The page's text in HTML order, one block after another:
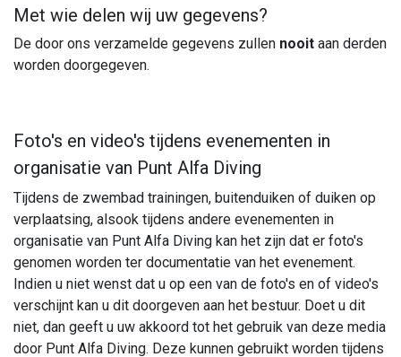
Met wie delen wij uw gegevens?
De door ons verzamelde gegevens zullen nooit aan derden
worden doorgegeven.
Foto's en video's tijdens evenementen in
organisatie van Punt Alfa Diving
Tijdens de zwembad trainingen, buitenduiken of duiken op
verplaatsing, alsook tijdens andere evenementen in
organisatie van Punt Alfa Diving kan het zijn dat er foto's
genomen worden ter documentatie van het evenement.
Indien u niet wenst dat u op een van de foto's en of video's
verschijnt kan u dit doorgeven aan het bestuur. Doet u dit
niet, dan geeft u uw akkoord tot het gebruik van deze media
door Punt Alfa Diving. Deze kunnen gebruikt worden tijdens